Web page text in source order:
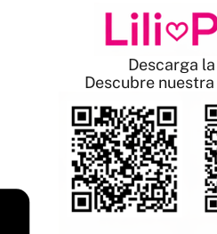
Descarga
Descubre